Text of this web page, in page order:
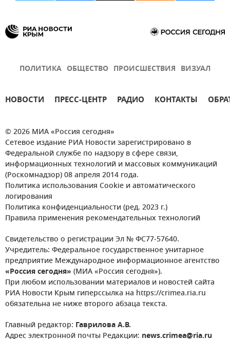
ПОЛИТИКА ОБЩЕСТВО ПРОИСШЕСТВИЯ ВИЗУАЛ
НОВОСТИ ПРЕСС-ЦЕНТР РАДИО КОНТАКТЫ
© 2026 МИА «Россия сегодня»
Сетевое издание РИА Новости зарегистрировано в
Федеральной службе по надзору в сфере связи,
информационных технологий и массовых коммуникаций
(Роскомнадзор) 08 апреля 2014 года.
Политика использования Cookie и автоматического
логирования
Политика конфиденциальности (ред. 2023 г.)
Правила применения рекомендательных технологий
Свидетельство о регистрации Эл № ФС77-57640.
Учредитель: Федеральное государственное унитарное
предприятие Международное информационное агентство
«Россия сегодня» (МИА «Россия сегодня»).
При любом использовании материалов и новостей сайта
РИА Новости Крым гиперссылка на https://crimea.ria.ru
обязательна не ниже второго абзаца текста.
Главный редактор: Гаврилова А.В.
Адрес электронной почты Редакции: news.crimea@ria.ru